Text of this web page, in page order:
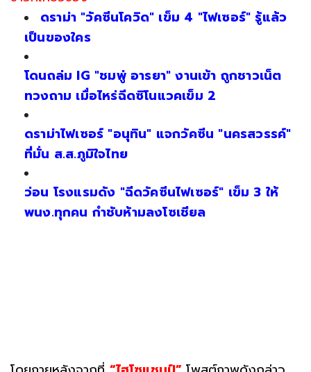
ดราม่า "วัคซีนโควิด" เข็ม 4 "ไฟเซอร์" รู้แล้ว
เป็นของใคร
โดนถล่ม IG "ชมพู่ อารยา" งานเข้า ถูกชาวเน็ต
ทวงถาม เมื่อไหร่ฉีดซิโนแวคเข็ม 2
ดราม่าไฟเซอร์ "อนุทิน" แจกวัคซีน "นครสวรรค์"
ที่มั่น ส.ส.ภูมิใจไทย
ว่อน โรงแรมดัง "ฉีดวัคซีนไฟเซอร์" เข็ม 3 ให้
พนง.ทุกคน กำชับห้ามลงโซเชียล